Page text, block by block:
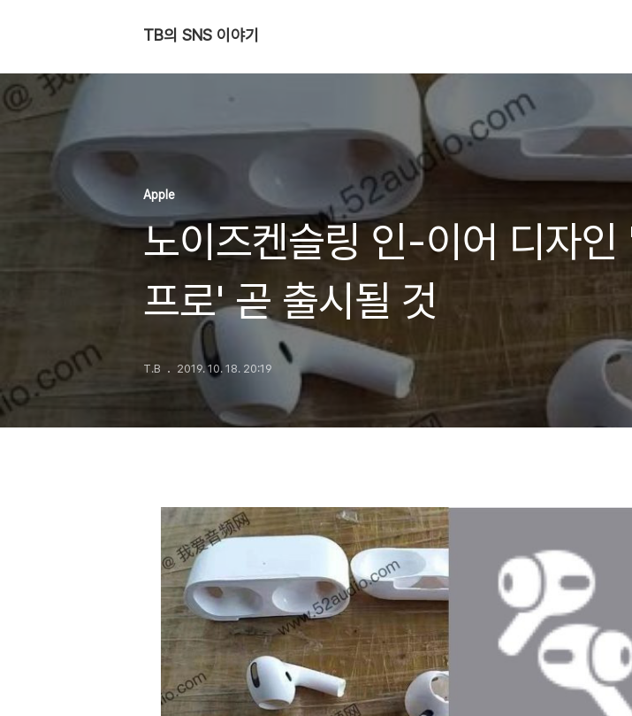
TB의 SNS 이야기
Apple
노이즈켄슬링 인-이어 디자인
프로' 곧 출시될 것
T.B 2019. 10. 18. 20:19